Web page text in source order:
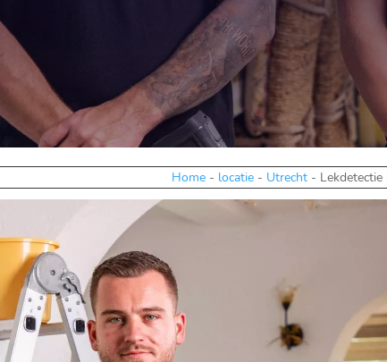
Home- locatie- Utrecht-